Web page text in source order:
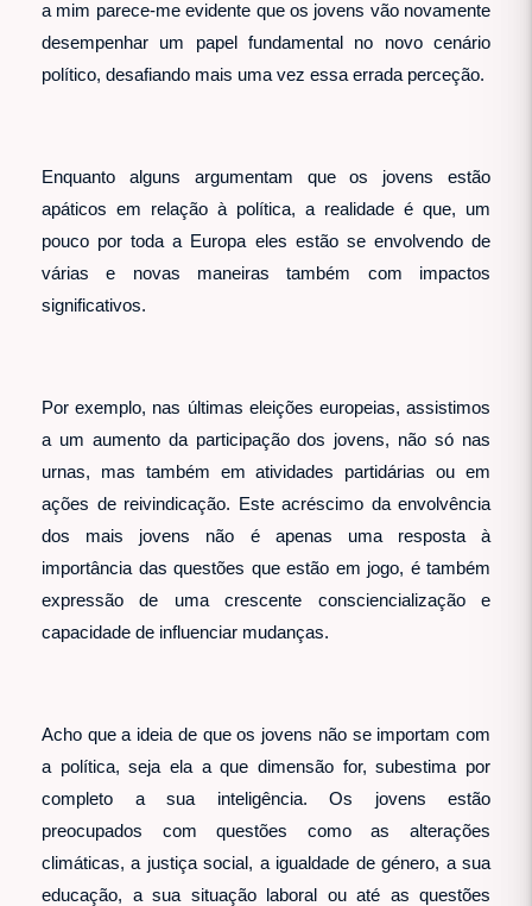
a mim parece-me evidente que os jovens vão novamente
desempenhar um papel fundamental no novo cenário
político, desafiando mais uma vez essa errada perceção.
Enquanto alguns argumentam que os jovens estão
apáticos em relação à política, a realidade é que, um
pouco por toda a Europa eles estão se envolvendo de
várias e novas maneiras também com impactos
significativos.
Por exemplo, nas últimas eleições europeias, assistimos
a um aumento da participação dos jovens, não só nas
urnas, mas também em atividades partidárias ou em
ações de reivindicação. Este acréscimo da envolvência
dos mais jovens não é apenas uma resposta à
importância das questões que estão em jogo, é também
expressão de uma crescente consciencialização e
capacidade de influenciar mudanças.
Acho que a ideia de que os jovens não se importam com
a política, seja ela a que dimensão for, subestima por
completo a sua inteligência. Os jovens estão
preocupados com questões como as alterações
climáticas, a justiça social, a igualdade de género, a sua
educação, a sua situação laboral ou até as questões